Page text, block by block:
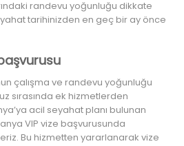
randevu yoğunluğu dikkate
tarihinizden en geç bir ay önce
çalışma ve randevu yoğunluğu
sırasında ek hizmetlerden
acil seyahat planı bulunan
VIP vize başvurusunda
Bu hizmetten yararlanarak vize